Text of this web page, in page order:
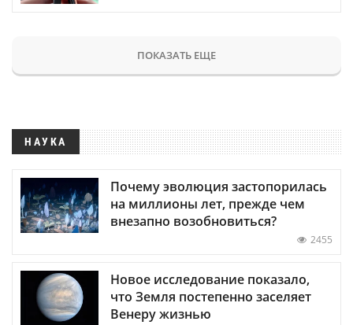
ПОКАЗАТЬ ЕЩЕ
НАУКА
Почему эволюция застопорилась
на миллионы лет, прежде чем
внезапно возобновиться?
2455
Новое исследование показало,
что Земля постепенно заселяет
Венеру жизнью